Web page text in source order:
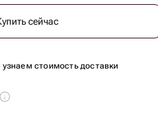
сейчас
стоимость доставки